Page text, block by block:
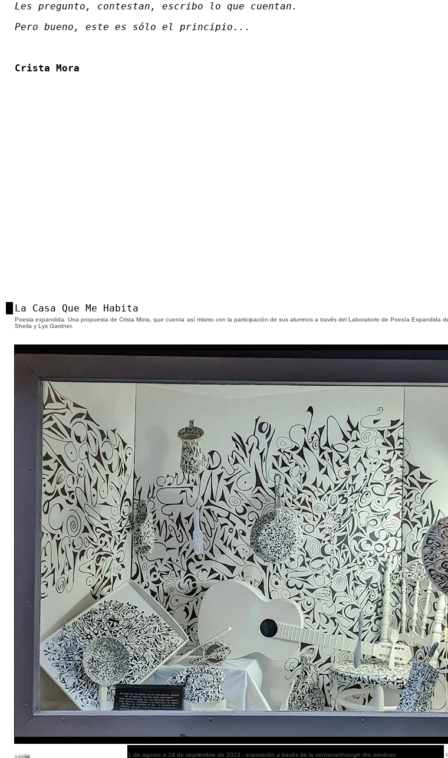
Les pregunto, contestan, escribo lo que cuentan.
Pero bueno, este es sólo el principio...
Crista Mora
La Casa Que Me Habita
Poesia expandida. Una propuesta de Crista Mora, que cuenta así mismo con la participación de sus alumnos a través del Laboratorio de Poesía Expandida
Sheila y Lys Gardner.
sala lai 1 de agosto a 24 de sepriembre de 2023 - exposición a través de la ventana/through the windows